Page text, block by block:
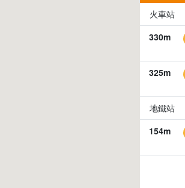
火車站
330m
325m
地鐵站
154m